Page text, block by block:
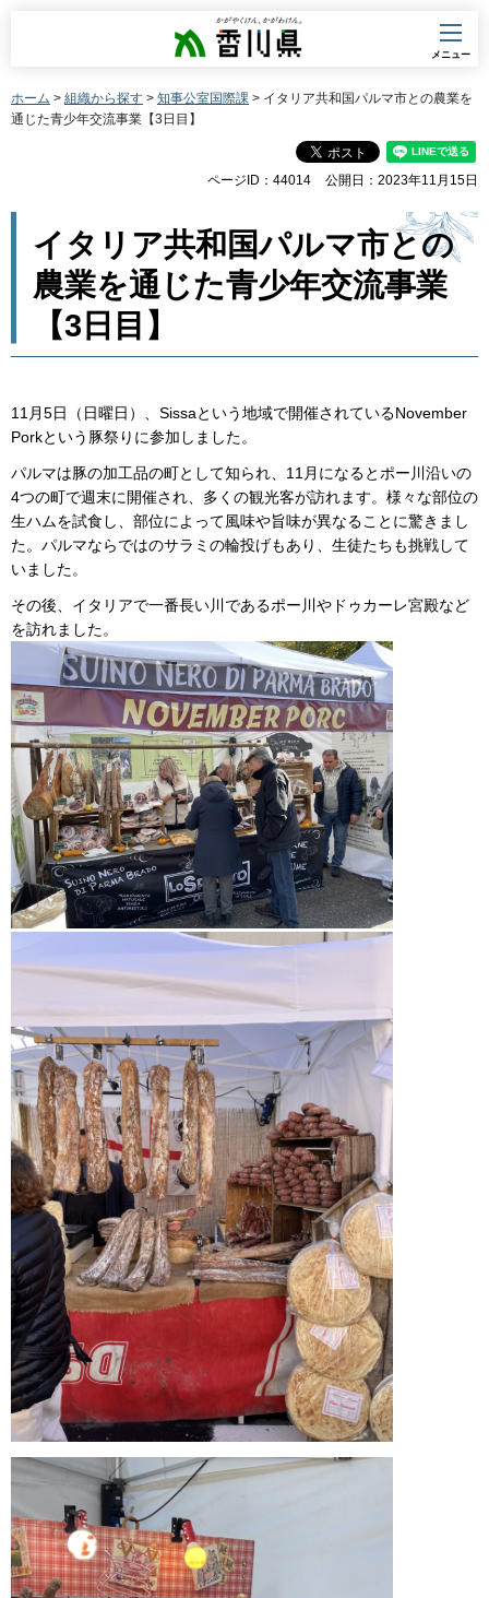
香川県
メニュー
ホーム > 組織から探す > 知事公室国際課 > イタリア共和国パルマ市との農業を
通じた青少年交流事業【3日目】
ページID：44014 公開日：2023年11月15日
イタリア共和国パルマ市との
農業を通じた青少年交流事業
【3日目】
11月5日（日曜日）、Sissaという地域で開催されているNovember
Porkという豚祭りに参加しました。
パルマは豚の加工品の町として知られ、11月になるとポー川沿いの
4つの町で週末に開催され、多くの観光客が訪れます。様々な部位の
生ハムを試食し、部位によって風味や旨味が異なることに驚きまし
た。パルマならではのサラミの輪投げもあり、生徒たちも挑戦して
いました。
その後、イタリアで一番長い川であるポー川やドゥカーレ宮殿など
を訪れました。